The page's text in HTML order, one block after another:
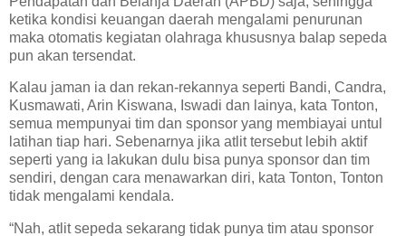
ketika kondisi keuangan daerah mengalami penurunan
maka otomatis kegiatan olahraga khususnya balap sepeda
pun akan tersendat.
Kalau jaman ia dan rekan-rekannya seperti Bandi, Candra,
Kusmawati, Arin Kiswana, Iswadi dan lainya, kata Tonton,
semua mempunyai tim dan sponsor yang membiayai untul
latihan tiap hari. Sebenarnya jika atlit tersebut lebih aktif
seperti yang ia lakukan dulu bisa punya sponsor dan tim
sendiri, dengan cara menawarkan diri, kata Tonton, Tonton
tidak mengalami kendala.
“Nah, atlit sepeda sekarang tidak punya tim atau sponsor